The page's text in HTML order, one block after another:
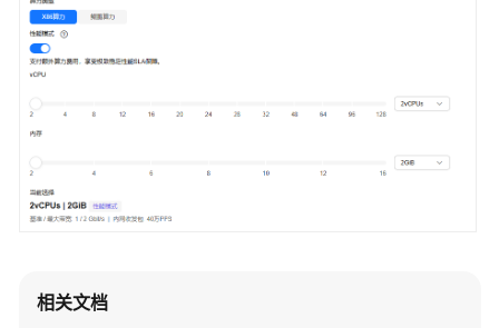
入
门
指
最
相关文档